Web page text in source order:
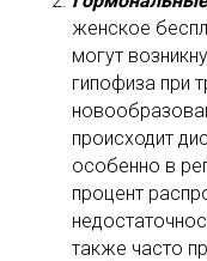
женское
могут
гипофиза при
происходит
особенно в
процент
также часто